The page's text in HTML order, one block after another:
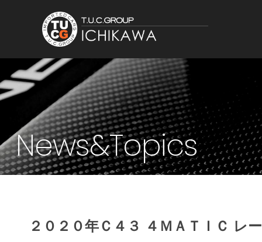
News&Topics
２０２０年Ｃ４３ ４ＭＡＴＩＣ